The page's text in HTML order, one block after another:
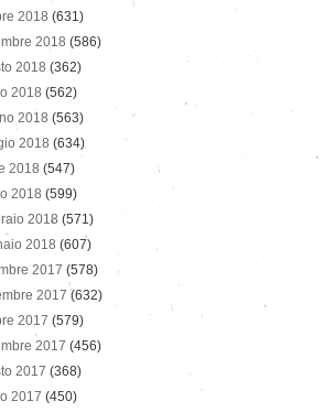
2018 (631)
2018 (586)
2018 (362)
2018 (562)
2018 (563)
2018 (634)
2018 (547)
2018 (599)
2018 (571)
2018 (607)
2017 (578)
2017 (632)
2017 (579)
2017 (456)
2017 (368)
2017 (450)